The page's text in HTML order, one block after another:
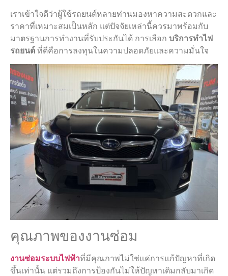
เราเข้าใจดีว่าผู้ใช้รถยนต์หลายท่านมองหาความสะดวกและ
ราคาที่เหมาะสมเป็นหลัก แต่ปัจจัยเหล่านี้ควรมาพร้อมกับ
มาตรฐานการทำงานที่รับประกันได้ การเลือก บริการทำไฟ
รถยนต์ ที่ดีคือการลงทุนในความปลอดภัยและความมั่นใจ
คุณภาพของงานซ่อม
งานซ่อมระบบไฟฟ้าที่มีคุณภาพไม่ใช่แค่การแก้ปัญหาที่เกิด
ขึ้นเท่านั้น แต่รวมถึงการป้องกันไม่ให้ปัญหาเดิมกลับมาเกิด